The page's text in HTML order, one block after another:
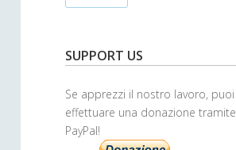
h
SUPPORT US
Se apprezzi il nostro lavoro, puoi
effettuare una donazione tramite
PayPal!